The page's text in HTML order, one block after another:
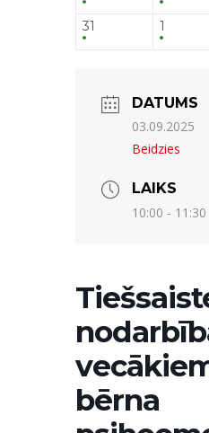
31 1
DATUMS
03.09.2025
Beidzies
LAIKS
10:00 - 11:30
bērna